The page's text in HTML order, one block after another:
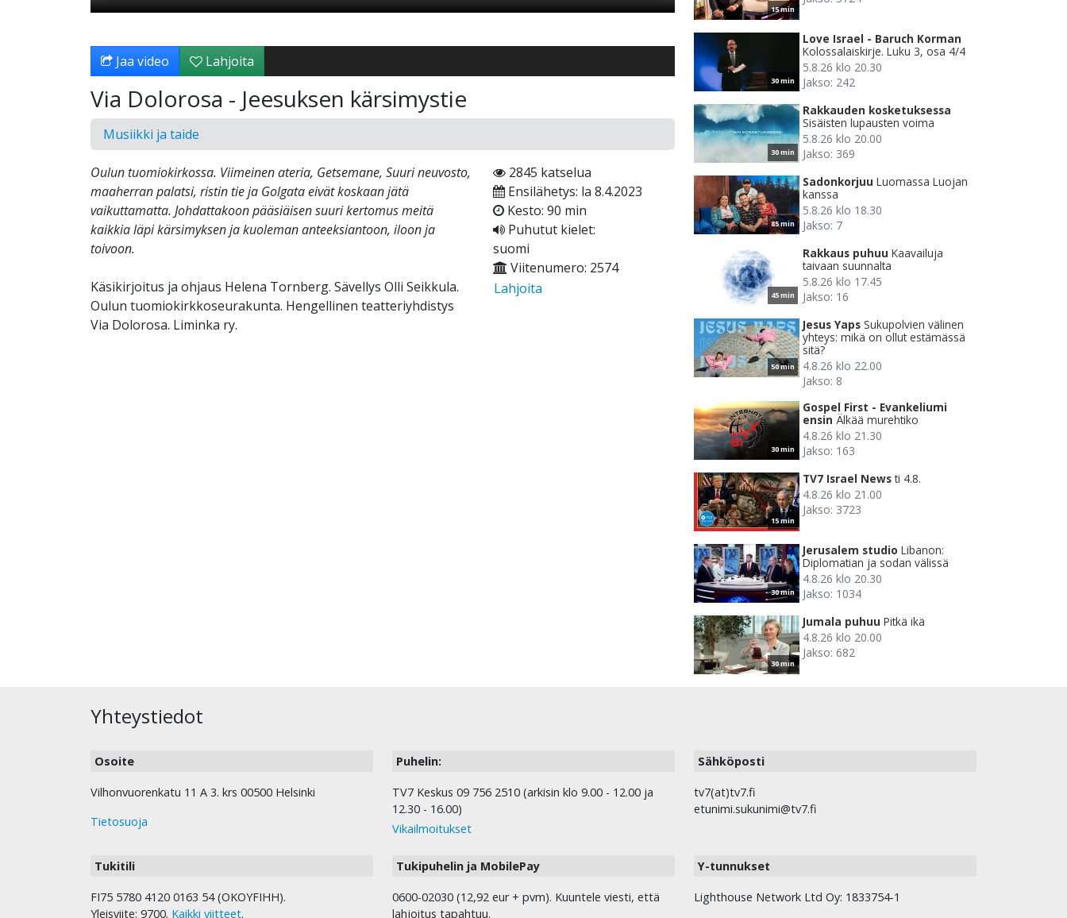
Jaa video Lahjoita
Via Dolorosa - Jeesuksen kärsimystie
Musiikki ja taide
Oulun tuomiokirkossa. Viimeinen ateria, Getsemane, Suuri neuvosto,
maaherran palatsi, ristin tie ja Golgata eivät koskaan jätä
vaikuttamatta. Johdattakoon pääsiäisen suuri kertomus meitä
kaikkia läpi kärsimyksen ja kuoleman anteeksiantoon, iloon ja
toivoon.
Käsikirjoitus ja ohjaus Helena Tornberg. Sävellys Olli Seikkula.
Oulun tuomiokirkkoseurakunta. Hengellinen teatteriyhdistys
Via Dolorosa. Liminka ry.
2845 katselua
Ensilähetys: la 8.4.2023
Kesto: 90 min
Puhutut kielet:
suomi
Viitenumero: 2574
Lahjoita
15 min
30 min
Love Israel - Baruch Korman
Kolossalaiskirje. Luku 3, osa 4/4
5.8.26 klo 20.30
Jakso: 242
30 min
Rakkauden kosketuksessa
Sisäisten lupausten voima
5.8.26 klo 20.00
Jakso: 369
85 min
Sadonkorjuu Luomassa Luojan
kanssa
5.8.26 klo 18.30
Jakso: 7
45 min
Rakkaus puhuu Kaavailuja
taivaan suunnalta
5.8.26 klo 17.45
Jakso: 16
50 min
Jesus Yaps Sukupolvien välinen
yhteys: mikä on ollut estämässä
sitä?
4.8.26 klo 22.00
Jakso: 8
30 min
Gospel First - Evankeliumi
ensin Älkää murehtiko
4.8.26 klo 21.30
Jakso: 163
15 min
TV7 Israel News ti 4.8.
4.8.26 klo 21.00
Jakso: 3723
30 min
Jerusalem studio Libanon:
Diplomatian ja sodan välissä
4.8.26 klo 20.30
Jakso: 1034
30 min
Jumala puhuu Pitkä ikä
4.8.26 klo 20.00
Jakso: 682
Yhteystiedot
Osoite
Vilhonvuorenkatu 11 A 3. krs 00500 Helsinki
Tietosuoja
Puhelin:
TV7 Keskus 09 756 2510 (arkisin klo 9.00 - 12.00 ja
12.30 - 16.00)
Vikailmoitukset
Sähköposti
tv7(at)tv7.fi
etunimi.sukunimi@tv7.fi
Tukitili
FI75 5780 4120 0163 54 (OKOYFIHH).
Yleisviite: 9700. Kaikki viitteet.
Tukipuhelin ja MobilePay
0600-02030 (12,92 eur + pvm). Kuuntele viesti, että
lahjoitus tapahtuu.
Y-tunnukset
Lighthouse Network Ltd Oy: 1833754-1